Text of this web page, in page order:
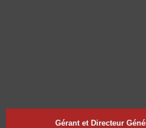
Gérant et Directeur